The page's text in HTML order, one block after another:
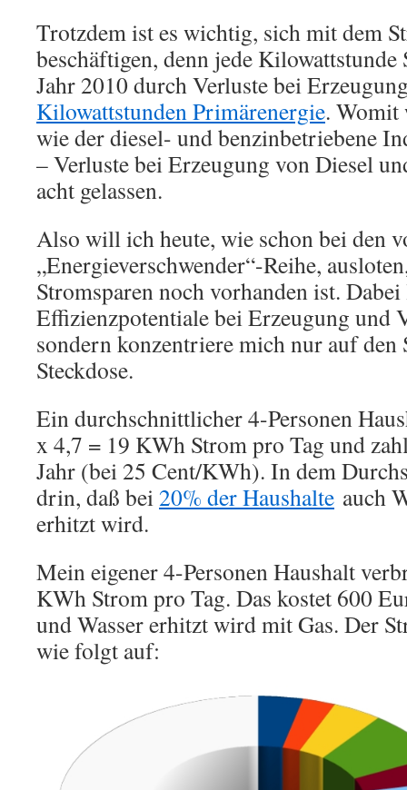
Trotzdem ist es wichtig, sich mit dem
beschäftigen, denn jede
Jahr 2010 durch Verluste bei
Kilowattstunden Primärenergie. Womit
wie der diesel- und benzinbetriebene
– Verluste bei Erzeugung von Diesel
acht gelassen.
Also will ich heute, wie schon bei den
„Energieverschwender“-Reihe,
Stromsparen noch vorhanden ist. Dabei
Effizienzpotentiale bei Erzeugung und
sondern konzentriere mich nur auf den
Steckdose.
Ein durchschnittlicher 4-Personen
x 4,7 = 19 KWh Strom pro Tag und
Jahr (bei 25 Cent/KWh). In dem
drin, daß bei20% der Haushalte auch
erhitzt wird.
Mein eigener 4-Personen Haushalt
KWh Strom pro Tag. Das kostet 600
und Wasser erhitzt wird mit Gas. Der
wie folgt auf: